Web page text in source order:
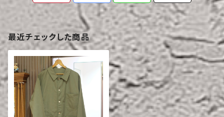
最近チェックした商品